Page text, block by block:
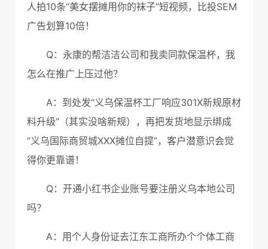
人拍10条“美女摆摊用你的袜子”短视频，比投SEM
广告划算10倍！
Q：永康的帮洁洁公司和我卖同款保温杯，我
怎么在推广上压过他？
A：到处发“义乌保温杯工厂响应301X新规原材
料升级”（其实没啥新规），再把发货地显示绑成
“义乌国际商贸城XXX摊位自提”，客户潜意识会觉
得你更靠谱！
Q：开通小红书企业账号要注册义乌本地公司
吗？
A：用个人身份证去江东工商所办个个体工商